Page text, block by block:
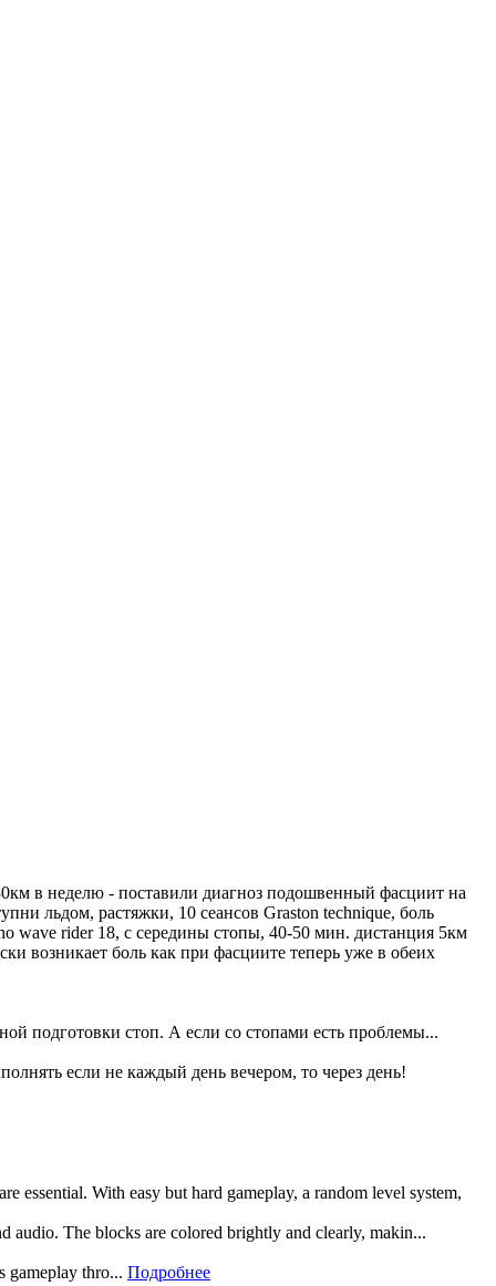
в неделю - поставили диагноз подошвенный фасциит на
льдом, растяжки, 10 сеансов Graston technique, боль
wave rider 18, с середины стопы, 40-50 мин. дистанция 5км
возникает боль как при фасциите теперь уже в обеих
подготовки стоп. А если со стопами есть проблемы...
если не каждый день вечером, то через день!
essential. With easy but hard gameplay, a random level system,
audio. The blocks are colored brightly and clearly, makin...
gameplay thro... Подробнее